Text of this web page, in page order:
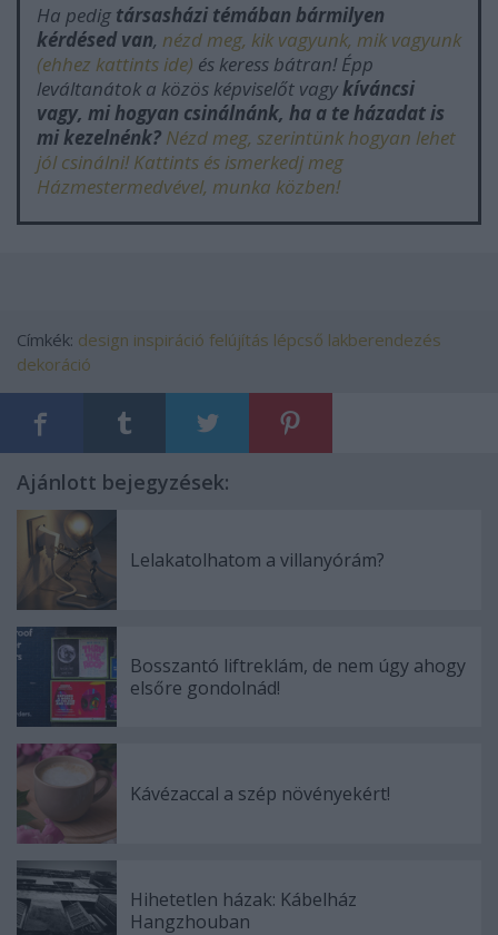
Ha pedig társasházi témában bármilyen
kérdésed van, nézd meg, kik vagyunk, mik vagyunk
(ehhez kattints ide) és keress bátran! Épp
leváltanátok a közös képviselőt vagykíváncsi
vagy, mi hogyan csinálnánk, ha a te házadat is
mi kezelnénk? Nézd meg, szerintünk hogyan lehet
jól csinálni! Kattints és ismerkedj meg
Házmestermedvével, munka közben!
Címkék: design inspiráció felújítás lépcső lakberendezés
dekoráció
Ajánlott bejegyzések:
Lelakatolhatom a villanyórám?
Bosszantó liftreklám, de nem úgy ahogy
elsőre gondolnád!
Kávézaccal a szép növényekért!
Hihetetlen házak: Kábelház
Hangzhouban